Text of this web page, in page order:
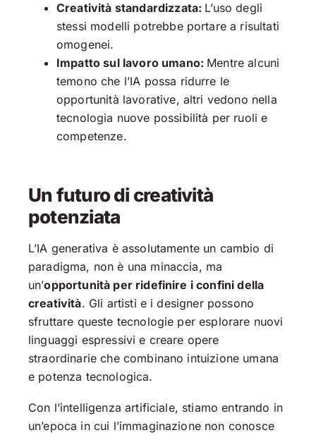
Creatività standardizzata: L’uso degli
stessi modelli potrebbe portare a risultati
omogenei.
Impatto sul lavoro umano: Mentre alcuni
temono che l’IA possa ridurre le
opportunità lavorative, altri vedono nella
tecnologia nuove possibilità per ruoli e
competenze.
Un futuro di creatività
potenziata
L’IA generativa è assolutamente un cambio di
paradigma, non è una minaccia, ma
un’opportunità per ridefinire i confini della
creatività. Gli artisti e i designer possono
sfruttare queste tecnologie per esplorare nuovi
linguaggi espressivi e creare opere
straordinarie che combinano intuizione umana
e potenza tecnologica.
Con l’intelligenza artificiale, stiamo entrando in
un’epoca in cui l’immaginazione non conosce